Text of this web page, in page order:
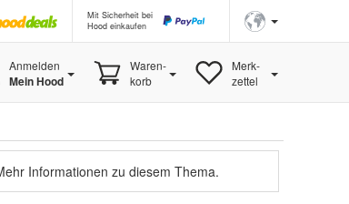
Mit Sicherheit bei
Hood einkaufen
Anmelden
Mein Hood
Waren-
korb
Merk-
zettel
Informationen zu diesem Thema.